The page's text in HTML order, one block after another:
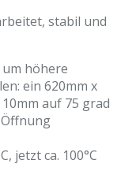
stabil und
höhere
ein 620mm x
auf 75 grad
jetzt ca. 100°C